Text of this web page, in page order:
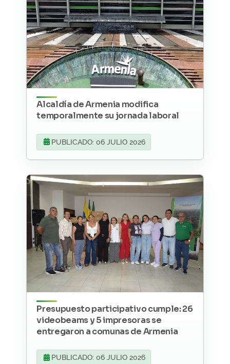
Alcaldía de Armenia modifica
temporalmente su jornada laboral
PUBLICADO: 06 JULIO 2026
Presupuesto participativo cumple: 26
videobeams y 5 impresoras se
entregaron a comunas de Armenia
PUBLICADO: 06 JULIO 2026